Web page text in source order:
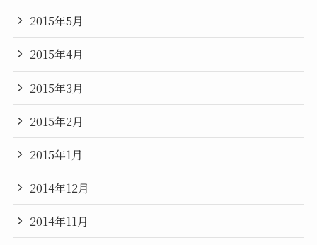
2015年5月
2015年4月
2015年3月
2015年2月
2015年1月
2014年12月
2014年11月